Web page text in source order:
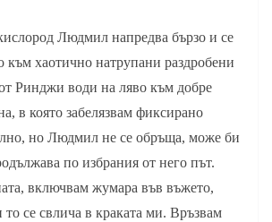
Людмил напредва бързо и се
към хаотично натрупани раздробени
Ринджи води на ляво към добре
в която забелязвам фиксирано
но Людмил не се обръща, може би
по избрания от него път.
включвам жумара във въжето,
то се свлича в краката ми. Връзвам